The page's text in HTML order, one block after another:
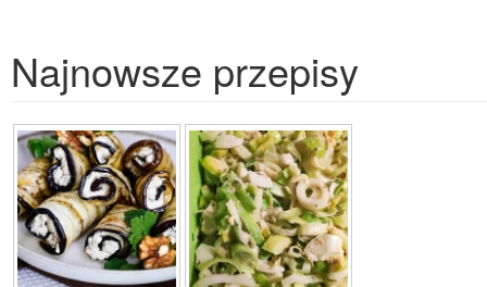
Najnowsze przepisy